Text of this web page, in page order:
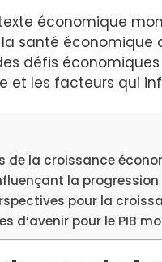
économique
santé économique
défis
et les facteurs qui
de la croissance
la progression
pour la
d’avenir pour le PIB